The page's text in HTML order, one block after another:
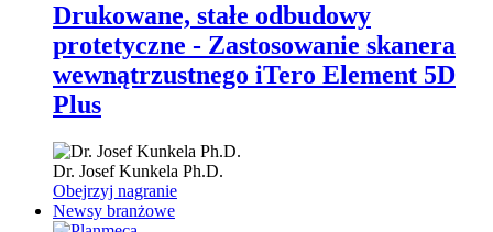
Drukowane, stałe odbudowy
protetyczne - Zastosowanie skanera
wewnątrzustnego iTero Element 5D
Plus
Dr. Josef Kunkela Ph.D.
Obejrzyj nagranie
Newsy branżowe